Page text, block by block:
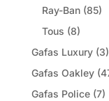
Ray-Ban (85)
Tous (8)
Gafas Luxury (3)
Gafas Oakley
Gafas Police (7)